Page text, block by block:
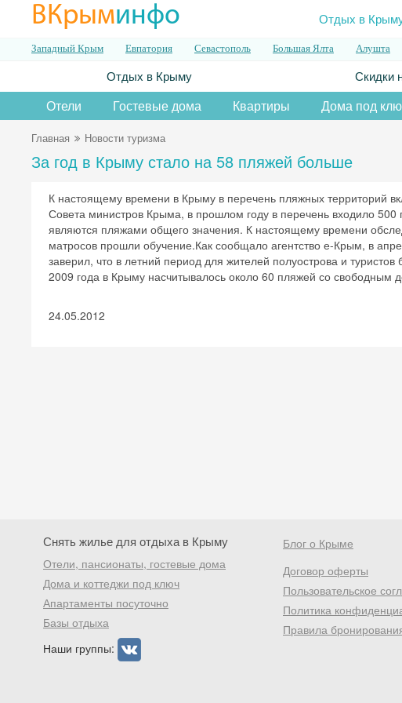
ВКрыминфо Отдых в
Западный Крым Евпатория Севастополь Большая Ялта Алушта
Отдых в Крыму Скидки
Отели Гостевые дома Квартиры Дома под
Главная Новости туризма
За год в Крыму стало на 58 пляжей больше
К настоящему времени в Крыму в перечень пляжных территорий
Совета министров Крыма, в прошлом году в перечень входило
являются пляжами общего значения. К настоящему времени
матросов прошли обучение.Как сообщало агентство е-Крым, в
заверил, что в летний период для жителей полуострова и
2009 года в Крыму насчитывалось около 60 пляжей со свободным
24.05.2012
Снять жилье для отдыха в Крыму
Отели, пансионаты, гостевые дома
Дома и коттеджи под ключ
Апартаменты посуточно
Базы отдыха
Наши группы:
Блог о Крыме
Договор оферты
Пользовательское
Политика
Правила